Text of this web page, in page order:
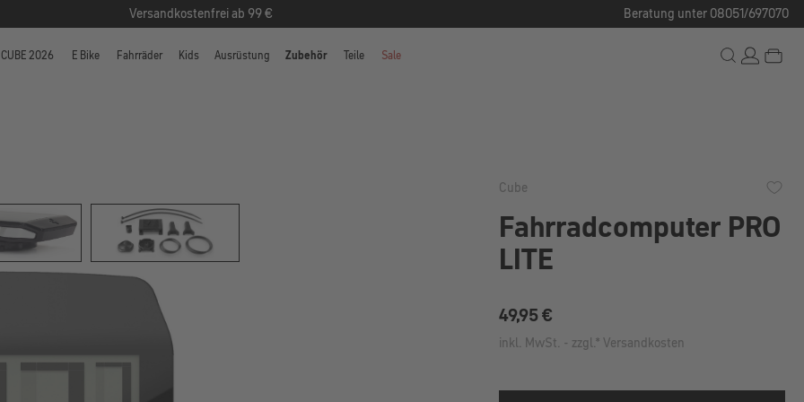
Versandkostenfrei ab 99 € Beratung unter 08051/697070
CUBE 2026 E Bike Fahrräder Kids Ausrüstung Zubehör Teile Sale
Cube
Fahrradcomputer PRO
LITE
Regulärer Preis:
49,95 €
inkl. MwSt. - zzgl.* Versandkosten